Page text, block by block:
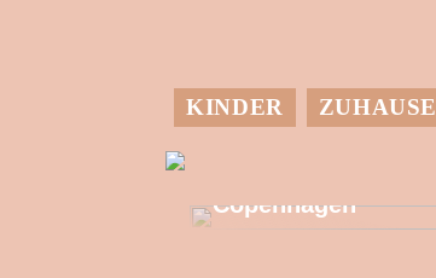
KINDER ZUHAUSE
Copenhagen